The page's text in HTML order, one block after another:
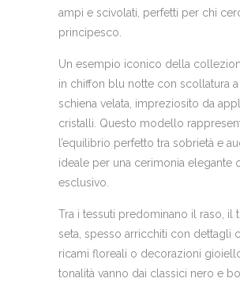
ampi e scivolati, perfetti per chi
principesco.
Un esempio iconico della
in chiffon blu notte con scollatura
schiena velata, impreziosito da
cristalli. Questo modello
l’equilibrio perfetto tra sobrietà e
ideale per una cerimonia elegante
esclusivo.
Tra i tessuti predominano il raso, il
seta, spesso arricchiti con dettagli
ricami floreali o decorazioni
tonalità vanno dai classici nero e